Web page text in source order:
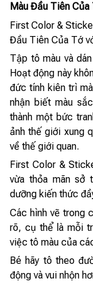
Màu Đầu Tiên Của
First Color &
Đầu Tiên Của Tớ
Tập tô màu và
Hoạt động này
đức tính kiên trì
nhận biết màu
thành một bức
ảnh thế giới xung
về thế giới quan.
First Color &
vừa thỏa mãn sở
dưỡng kiến thức
Các hình vẽ trong
rõ, cụ thể là mỗi
việc tô màu của
Bé hãy tô theo
động và vui nhộn